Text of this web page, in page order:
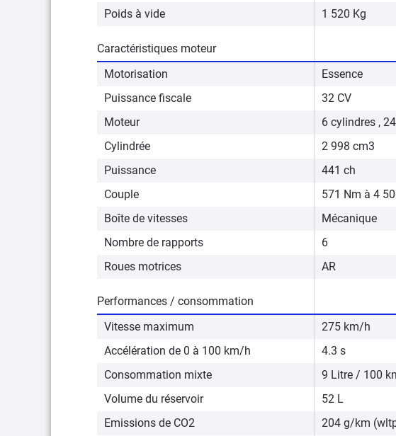
Poids à vide
1 520 Kg
Caractéristiques moteur
Motorisation
Essence
Puissance fiscale
32 CV
Moteur
6 cylindres ,
Cylindrée
2 998 cm3
Puissance
441 ch
Couple
571 Nm à 4
Boîte de vitesses
Mécanique
Nombre de rapports
6
Roues motrices
AR
Performances / consommation
Vitesse maximum
275 km/h
Accélération de 0 à 100 km/h
4.3 s
Consommation mixte
9 Litre / 100
Volume du réservoir
52 L
Emissions de CO2
204 g/km